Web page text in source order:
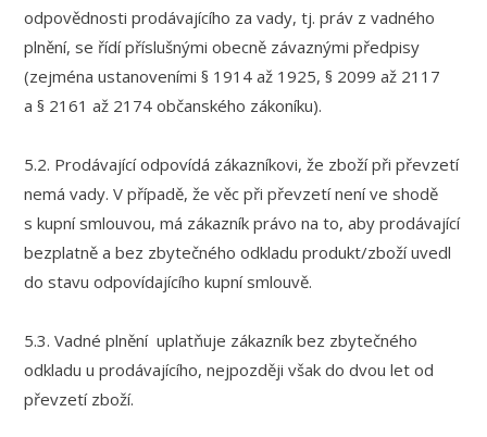
odpovědnosti prodávajícího za vady, tj. práv z vadného
plnění, se řídí příslušnými obecně závaznými předpisy
(zejména ustanoveními § 1914 až 1925, § 2099 až 2117
a § 2161 až 2174 občanského zákoníku).
5.2. Prodávající odpovídá zákazníkovi, že zboží při převzetí
nemá vady. V případě, že věc při převzetí není ve shodě
s kupní smlouvou, má zákazník právo na to, aby prodávající
bezplatně a bez zbytečného odkladu produkt/zboží uvedl
do stavu odpovídajícího kupní smlouvě.
5.3. Vadné plnění uplatňuje zákazník bez zbytečného
odkladu u prodávajícího, nejpozději však do dvou let od
převzetí zboží.